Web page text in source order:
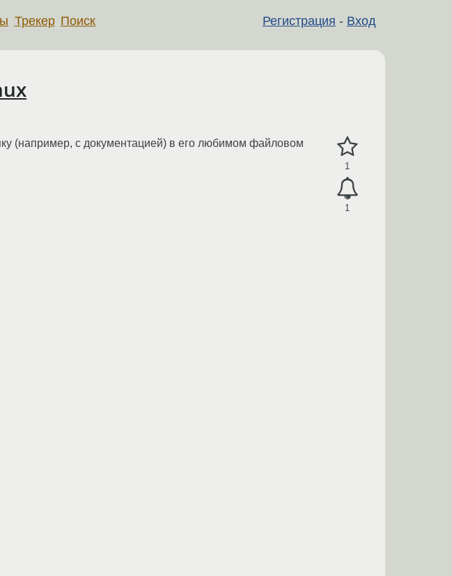
Регистрация - Вход
Трекер Поиск
1
1
(например, с документацией) в его любимом файловом